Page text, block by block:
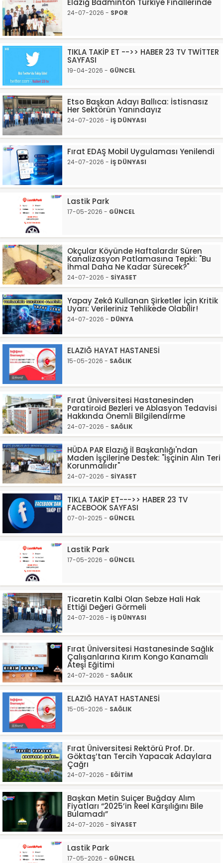
Elazığ Badminton Türkiye Finallerinde
24-07-2026 - SPOR
TIKLA TAKİP ET -->> HABER 23 TV TWİTTER
SAYFASI
19-04-2026 - GÜNCEL
Etso Başkan Adayı Ballıca: İstisnasız
Her Sektörün Yanındayız
24-07-2026 - İŞ DÜNYASI
Fırat EDAŞ Mobil Uygulaması Yenilendi
24-07-2026 - İŞ DÜNYASI
Lastik Park
17-05-2026 - GÜNCEL
Okçular Köyünde Haftalardır Süren
Kanalizasyon Patlamasına Tepki: "Bu
İhmal Daha Ne Kadar Sürecek?"
24-07-2026 - SİYASET
Yapay Zekâ Kullanan Şirketler İçin Kritik
Uyarı: Verileriniz Tehlikede Olabilir!
24-07-2026 - DÜNYA
ELAZIĞ HAYAT HASTANESİ
15-05-2026 - SAĞLIK
Fırat Üniversitesi Hastanesinden
Paratiroid Bezleri ve Ablasyon Tedavisi
Hakkında Önemli Bilgilendirme
24-07-2026 - SAĞLIK
HÜDA PAR Elazığ İl Başkanlığı'ndan
Maden İşçilerine Destek: "İşçinin Alın Teri
Korunmalıdır"
24-07-2026 - SİYASET
TIKLA TAKİP ET--->> HABER 23 TV
FACEBOOK SAYFASI
07-01-2025 - GÜNCEL
Lastik Park
17-05-2026 - GÜNCEL
Ticaretin Kalbi Olan Sebze Hali Hak
Ettiği Değeri Görmeli
24-07-2026 - İŞ DÜNYASI
Fırat Üniversitesi Hastanesinde Sağlık
Çalışanlarına Kırım Kongo Kanamalı
Ateşi Eğitimi
24-07-2026 - SAĞLIK
ELAZIĞ HAYAT HASTANESİ
15-05-2026 - SAĞLIK
Fırat Üniversitesi Rektörü Prof. Dr.
Göktaş’tan Tercih Yapacak Adaylara
Çağrı
24-07-2026 - EĞİTİM
Başkan Metin Suiçer Buğday Alım
Fiyatları “2025’in Reel Karşılığını Bile
Bulamadı”
24-07-2026 - SİYASET
Lastik Park
17-05-2026 - GÜNCEL